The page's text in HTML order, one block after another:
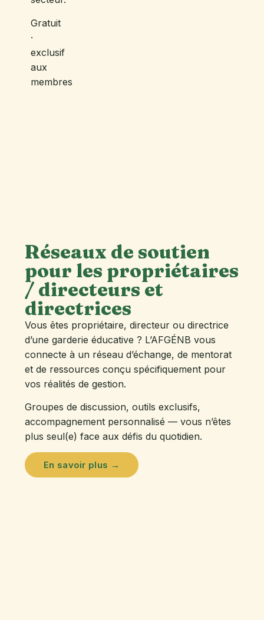
Gratuit
·
exclusif
aux
membres
Réseaux de soutien
pour les propriétaires
/ directeurs et
directrices
Vous êtes propriétaire, directeur ou directrice
d’une garderie éducative ? L’AFGÉNB vous
connecte à un réseau d’échange, de mentorat
et de ressources conçu spécifiquement pour
vos réalités de gestion.
Groupes de discussion, outils exclusifs,
accompagnement personnalisé — vous n’êtes
plus seul(e) face aux défis du quotidien.
En savoir plus →